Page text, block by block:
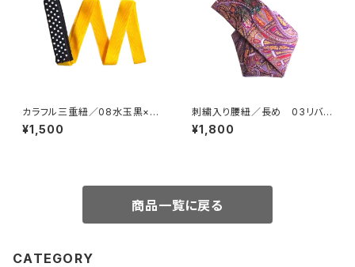
カラフル三重紐／08水玉黒×黄
【コットンきもの屋＊san】
¥1,500
刺繍入り腰紐／長め 03リバテ
ィ紫【コットンきもの屋＊san】
¥1,800
商品一覧に戻る
CATEGORY